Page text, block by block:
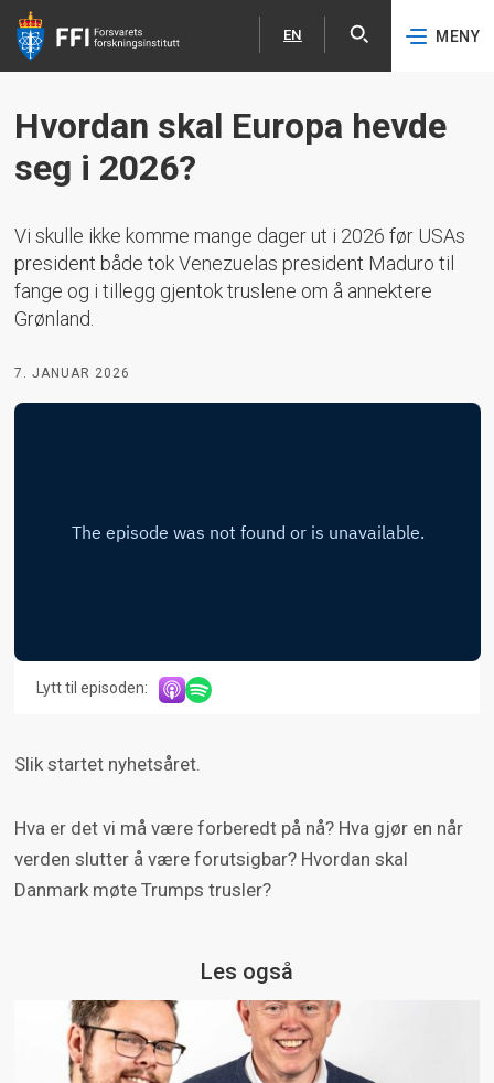
Hopp til hovedinnhold
EN
English MENY
Hvordan skal Europa hevde
seg i 2026?
Vi skulle ikke komme mange dager ut i 2026 før USAs
president både tok Venezuelas president Maduro til
fange og i tillegg gjentok truslene om å annektere
Grønland.
7. JANUAR 2026
Lytt til episoden:
Slik startet nyhetsåret.
Hva er det vi må være forberedt på nå? Hva gjør en når
verden slutter å være forutsigbar? Hvordan skal
Danmark møte Trumps trusler?
Les også